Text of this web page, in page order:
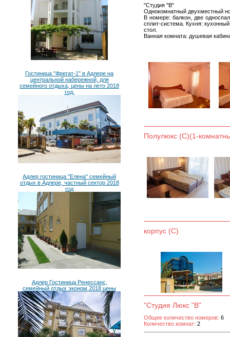
Гостиница "Фрегат-1" в Адлере на
центральной набережной, для
семейного отдыха, цены на лето 2018
год.
Адлер гостиница "Елена" семейный
отдых в Адлере, частный сектор 2018
год
Адлер Гостиница Ренессанс,
семейный отдых эконом 2018 цены
"Студия "В"
Однокомнатный двухместный
В номере: балкон, две
сплит-система. Кухня:
стол.
Ванная комната: душевая
Полулюкс (С)(1-
корпус (С)
"Студия Люкс "В"
Общее количество номеров: 6
Количество комнат: 2